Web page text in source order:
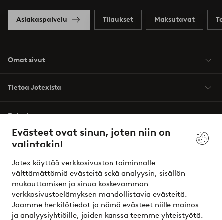
Evästeet ovat sinun, joten niin on
valintakin!
Jotex käyttää verkkosivuston toiminnalle
välttämättömiä evästeitä sekä analyysin, sisällön
mukauttamisen ja sinua koskevamman
verkkosivustoelämyksen mahdollistavia evästeitä.
Jaamme henkilötiedot ja nämä evästeet niille mainos-
ja analyysiyhtiöille, joiden kanssa teemme yhteistyötä.
Asiakaspalvelu Tilaukset Maksutavat
Omat sivut
Tietoa Jotexista
Palvelumme
Ehdot
Ystävät
Turvalliset maksut – maksa nyt tai erissä